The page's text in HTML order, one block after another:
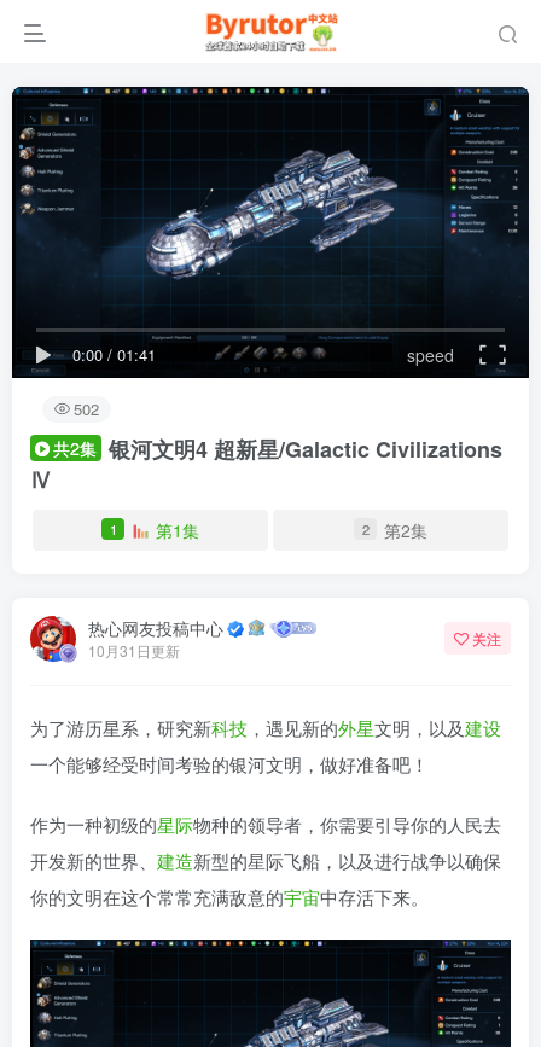
0:00 / 01:41 speed
502
共2集 银河文明4 超新星/Galactic Civilizations
Ⅳ
1 第1集 2 第2集
热心网友投稿中心
10月31日更新
关注
为了游历星系，研究新科技 ，遇见新的外星文明，以及建设
一个能够经受时间考验的银河文明，做好准备吧！
作为一种初级的星际物种的领导者，你需要引导你的人民去
开发新的世界、 建造新型的星际飞船，以及进行战争以确保
你的文明在这个常常充满敌意的宇宙中存活下来。